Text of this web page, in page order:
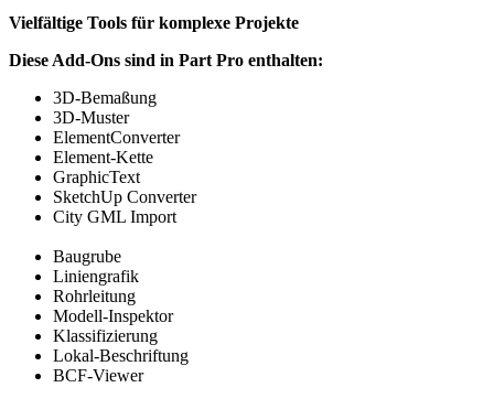
Vielfältige Tools für komplexe Projekte
Diese Add-Ons sind in Part Pro enthalten:
3D-Bemaßung
3D-Muster
ElementConverter
Element-Kette
GraphicText
SketchUp Converter
City GML Import
Baugrube
Liniengrafik
Rohrleitung
Modell-Inspektor
Klassifizierung
Lokal-Beschriftung
BCF-Viewer